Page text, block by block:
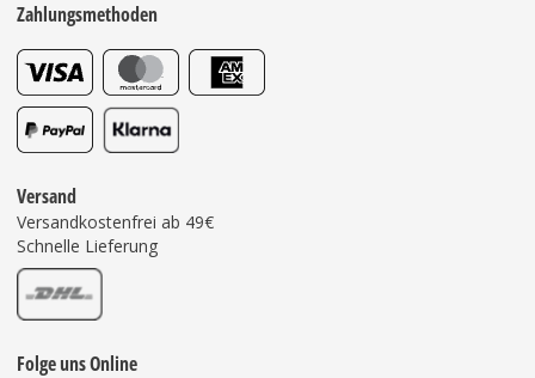
Zahlungsmethoden
Versand
Versandkostenfrei ab 49€
Schnelle Lieferung
Folge uns Online